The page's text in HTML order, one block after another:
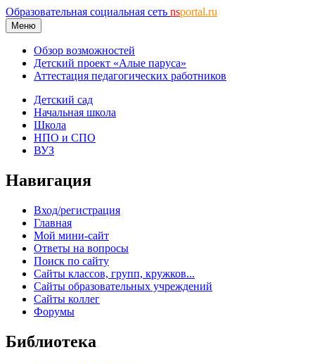
Образовательная социальная сеть nsportal.ru
Меню
Обзор возможностей
Детский проект «Алые паруса»
Аттестация педагогических работников
Детский сад
Начальная школа
Школа
НПО и СПО
ВУЗ
Навигация
Вход/регистрация
Главная
Мой мини-сайт
Ответы на вопросы
Поиск по сайту
Сайты классов, групп, кружков...
Сайты образовательных учреждений
Сайты коллег
Форумы
Библиотека